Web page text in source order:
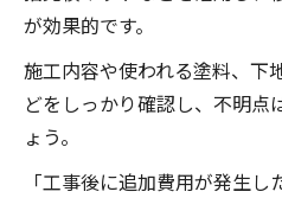
が効果的です。
施工内容や使われる塗料、下
どをしっかり確認し、不明点
ょう。
「工事後に追加費用が発生